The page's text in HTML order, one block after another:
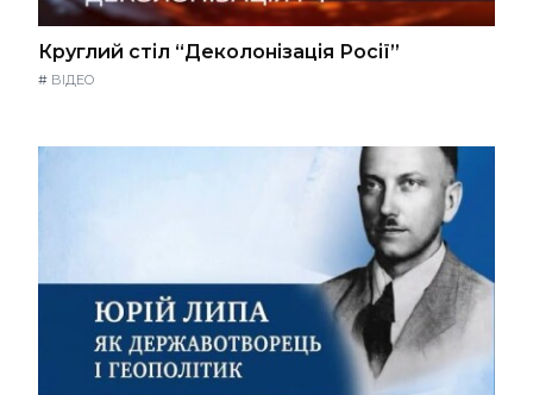
Круглий стіл “Деколонізація Росії”
# ВІДЕО